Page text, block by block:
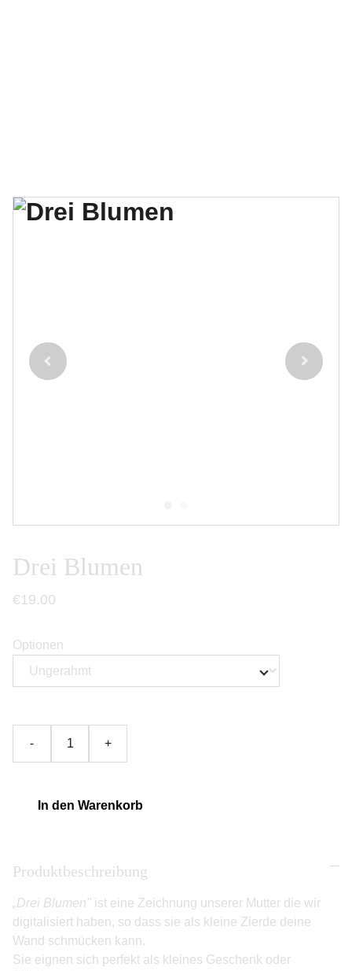
Drei Blumen
€19.00
Optionen
- +
In den Warenkorb
Produktbeschreibung
„Drei Blumen" ist eine Zeichnung unserer Mutter die wir
digitalisiert haben, so dass sie als kleine Zierde deine
Wand schmücken kann.
Sie eignen sich perfekt als kleines Geschenk oder